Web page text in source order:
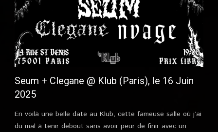
Seum + Clegane @ Klub (Paris), le 16 Juin
2025
En voilà une belle date au Klub, cette fameuse salle où j’ai
du mal à tenir debout sans avoir peur de finir avec un